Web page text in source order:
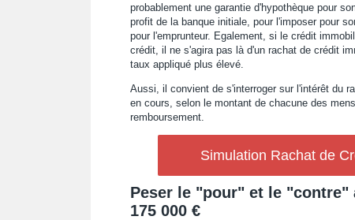
probablement une garantie d'hypothèque pour
profit de la banque initiale, pour l'imposer pour
pour l'emprunteur. Egalement, si le crédit
crédit, il ne s'agira pas là d'un rachat de crédit
taux appliqué plus élevé.
Aussi, il convient de s'interroger sur l'intérêt du
en cours, selon le montant de chacune des
remboursement.
Simulation Rachat de
Peser le "pour" et le "contre"
175 000 €